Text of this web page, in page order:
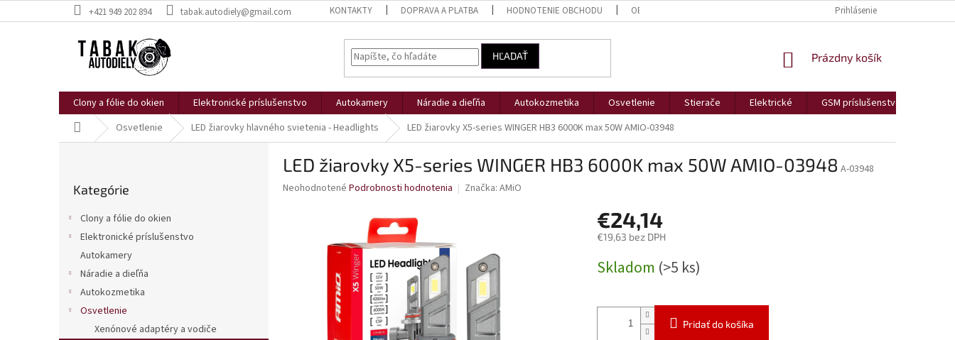
na
+421 949 202 894 tabak.autodiely@gmail.com KONTAKTY DOPRAVA A PLATBA HODNOTENIE OBCHODU OBCHODNÉ PODMIENKY REKLAMÁCIE A VRÁTENIAPrihlásenie
HĽADAŤ
NÁKUPNÝ
Prázdny košík
Clony a fólie do okien Elektronické príslušenstvo Autokamery Náradie a dieľňa Autokozmetika Osvetlenie Stierače Elektrické GSM príslušenstvo
Domov Osvetlenie LED žiarovky hlavného svietenia - Headlights LED žiarovky X5-series WINGER HB3 6000K max 50W AMIO-03948
kategórie
Kategórie
Clony a fólie do okien
Elektronické príslušenstvo
Autokamery
Náradie a dieľňa
Autokozmetika
Osvetlenie
Xenónové adaptéry a vodiče
LED žiarovky X5-series WINGER HB3 6000K max 50W AMIO-03948 A-03948
Priemerné
Neohodnotené Podrobnosti hodnotenia Značka: AMiO
€24,14
€19,63 bez DPH
cena:
Skladom (>5 ks)
Pridať do košíka